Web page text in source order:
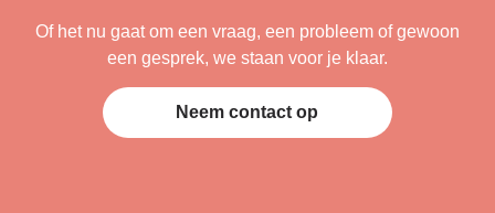
Of het nu gaat om een vraag, een probleem of gewoon
een gesprek, we staan voor je klaar.
Neem contact op